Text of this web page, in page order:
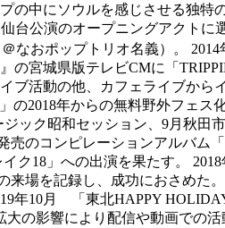
中にソウルを感じさせる独特
台公演のオープニングアクト
なおポップトリオ名義）。
宮城県版テレビCMに「
活動の他、カフェライブか
2018年からの無料野外フェス
ック昭和セッション、9月秋
のコンピレーションアルバム
18」への出演を果たす。
来場を記録し、成功におさめ
年10月 「東北HAPPY
の影響により配信や動画での